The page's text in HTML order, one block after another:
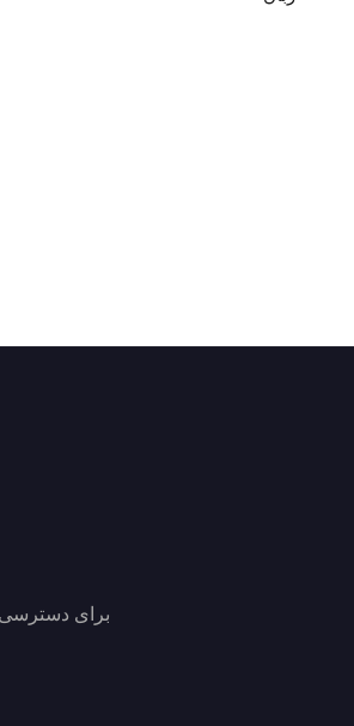
برای دسترسی